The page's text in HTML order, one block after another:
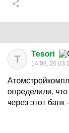
T Tesori
14:08,
определили,
через этот